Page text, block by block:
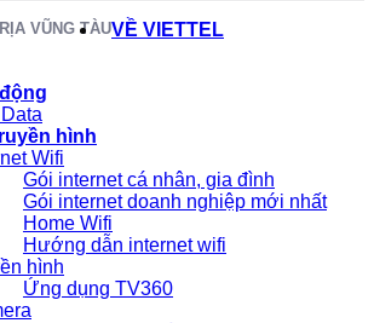
VŨNG TÀUVỀ VIETTEL
hình
Wifi
Gói internet cá nhân, gia đình
Gói internet doanh nghiệp mới nhất
Home Wifi
Hướng dẫn internet wifi
hình
Ứng dụng TV360